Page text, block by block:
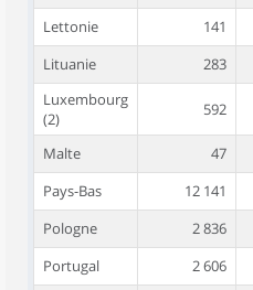
Lettonie
141
Lituanie
283
Luxembourg
(2)
592
Malte 47
Pays-Bas
12 141
Pologne
2 836
Portugal
2 606